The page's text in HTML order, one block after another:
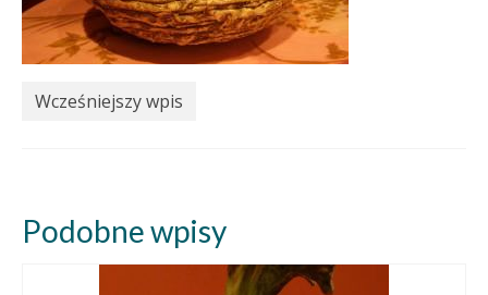
Wcześniejszy wpis
Podobne wpisy